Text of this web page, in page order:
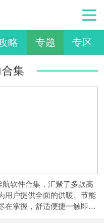
略 专题 专区
集
软件合集，汇聚了多款高
用户提供全面的供暖、节能
在掌握，舒适便捷一触即